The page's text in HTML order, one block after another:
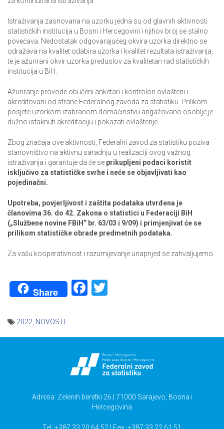
Istraživanja zasnovana na uzorku jedna su od glavnih aktivnosti
statističkih institucija u Bosni i Hercegovini i njihov broj se stalno
povećava. Nedostatak odgovarajućeg okvira uzorka direktno se
odražava na kvalitet odabira uzorka i kvalitet rezultata istraživanja,
te je ažurirani okvir uzorka preduslov za kvalitetan rad statističkih
institucija u BiH.
Ažuriranje provode obučeni anketari i kontrolori ovlašteni i
akreditovani od strane Federalnog zavoda za statistiku. Prilikom
posjete uzorkom izabranom domaćinstvu angažovano osoblje je
dužno istaknuti akreditaciju i pokazati ovlaštenje.
Zbog značaja ove aktivnosti, Federalni zavod za statistiku poziva
stanovništvo na aktivnu saradnju u realizaciji ovog važnog
istraživanja i garantuje da će se prikupljeni podaci koristit
isključivo za statističke svrhe i neće se objavljivati kao
pojedinačni.
Upotreba, povjerljivost i zaštita podataka utvrđena je
članovima 36. do 42. Zakona o statistici u Federaciji BiH
(„Službene novine FBiH“ br. 63/03 i 9/09) i primjenjivat će se
prilikom statističke obrade predmetnih podataka.
Za vašu kooperativnost i razumijevanje unaprijed se zahvaljujemo.
Share Facebook
2022 NOVOSTI
Adresa: Zelenih beretki 26 | 71000 Sarajevo, Bosna i
Hercegovina